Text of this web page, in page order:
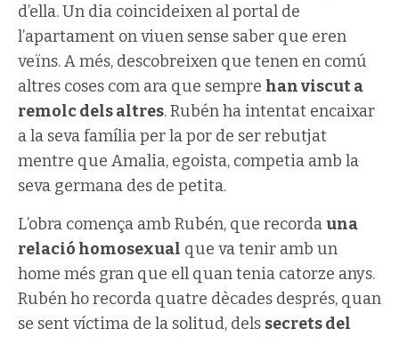
d’ella. Un dia coincideixen al portal de
l’apartament on viuen sense saber que eren
veïns. A més, descobreixen que tenen en comú
altres coses com ara que sempre han viscut a
remolc dels altres. Rubén ha intentat encaixar
a la seva família per la por de ser rebutjat
mentre que Amalia, egoista, competia amb la
seva germana des de petita.
L’obra comença amb Rubén, que recordauna
relació homosexual que va tenir amb un
home més gran que ell quan tenia catorze anys.
Rubén ho recorda quatre dècades després, quan
se sent víctima de la solitud, dels secrets del